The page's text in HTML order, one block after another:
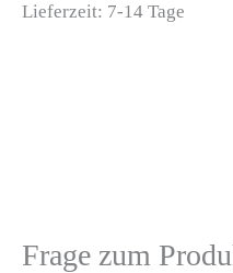
Lieferzeit: 7-14 Tage
Frage zum